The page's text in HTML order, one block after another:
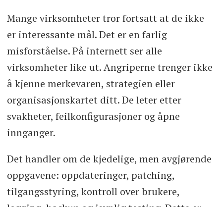
Mange virksomheter tror fortsatt at de ikke
er interessante mål. Det er en farlig
misforståelse. På internett ser alle
virksomheter like ut. Angriperne trenger ikke
å kjenne merkevaren, strategien eller
organisasjonskartet ditt. De leter etter
svakheter, feilkonfigurasjoner og åpne
innganger.
Det handler om de kjedelige, men avgjørende
oppgavene: oppdateringer, patching,
tilgangsstyring, kontroll over brukere,